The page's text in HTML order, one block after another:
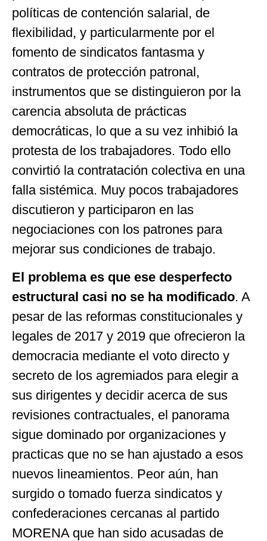
políticas de contención salarial, de
flexibilidad, y particularmente por el
fomento de sindicatos fantasma y
contratos de protección patronal,
instrumentos que se distinguieron por la
carencia absoluta de prácticas
democráticas, lo que a su vez inhibió la
protesta de los trabajadores. Todo ello
convirtió la contratación colectiva en una
falla sistémica. Muy pocos trabajadores
discutieron y participaron en las
negociaciones con los patrones para
mejorar sus condiciones de trabajo.
El problema es que ese desperfecto
estructural casi no se ha modificado. A
pesar de las reformas constitucionales y
legales de 2017 y 2019 que ofrecieron la
democracia mediante el voto directo y
secreto de los agremiados para elegir a
sus dirigentes y decidir acerca de sus
revisiones contractuales, el panorama
sigue dominado por organizaciones y
practicas que no se han ajustado a esos
nuevos lineamientos. Peor aún, han
surgido o tomado fuerza sindicatos y
confederaciones cercanas al partido
MORENA que han sido acusadas de